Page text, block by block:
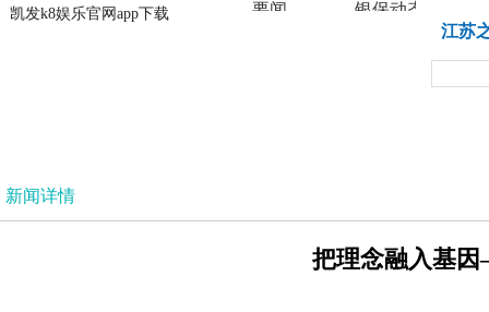
凯发k8娱乐官网app下载
凯发k8娱乐官网app下载
要闻 银保动态
江苏
新闻详情
把理念融入基